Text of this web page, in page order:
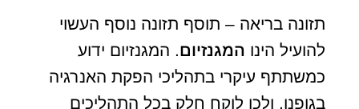
תזונה בריאה – תוסף תזונה נוסף העשוי
להועיל הינו המגנזיום. המגנזיום ידוע
כמשתתף עיקרי בתהליכי הפקת האנרגיה
בגופנו, ולכן לוקח חלק בכל התהליכים